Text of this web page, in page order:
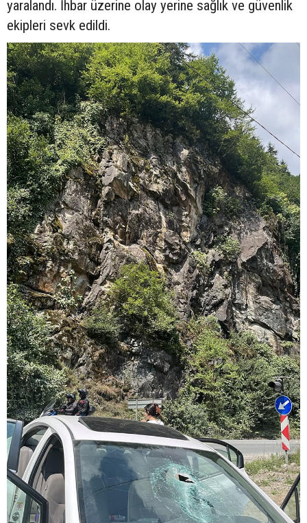
yaralandı. İhbar üzerine olay yerine sağlık ve güvenlik
ekipleri sevk edildi.